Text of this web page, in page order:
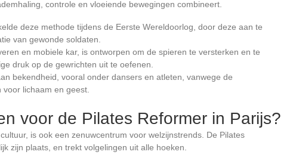
controle en vloeiende bewegingen combineert.
deze methode tijdens de Eerste Wereldoorlog, door deze aan te
van gewonde soldaten.
en mobiele kar, is ontworpen om de spieren te versterken en te
druk op de gewrichten uit te oefenen.
bekendheid, vooral onder dansers en atleten, vanwege de
lichaam en geest.
voor de Pilates Reformer in Parijs?
is ook een zenuwcentrum voor welzijnstrends. De Pilates
zijn plaats, en trekt volgelingen uit alle hoeken.